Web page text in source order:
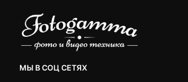
МЫ В СОЦ СЕТЯХ